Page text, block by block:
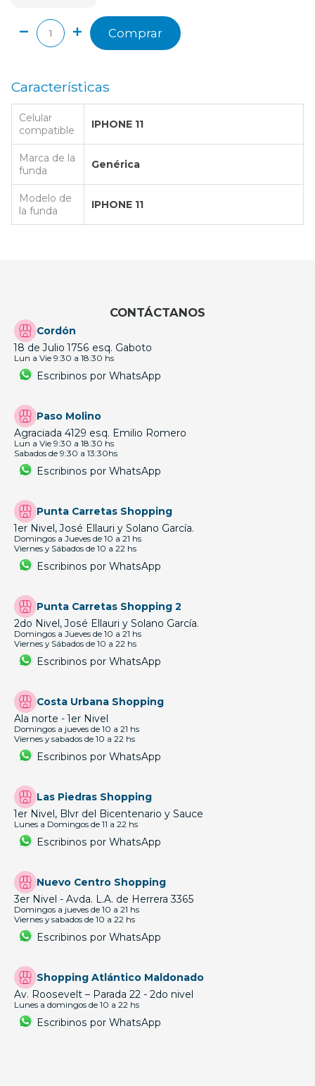
Comprar
Características
Celular
compatible
IPHONE 11
Marca de la
funda
Genérica
Modelo de
la funda
IPHONE 11
CONTÁCTANOS
Cordón
18 de Julio 1756 esq. Gaboto
Lun a Vie 9:30 a 18:30 hs
Escribinos por WhatsApp
Paso Molino
Agraciada 4129 esq. Emilio Romero
Lun a Vie 9:30 a 18:30 hs
Sabados de 9:30 a 13:30hs
Escribinos por WhatsApp
Punta Carretas Shopping
1er Nivel, José Ellauri y Solano García.
Domingos a Jueves de 10 a 21 hs
Viernes y Sábados de 10 a 22 hs
Escribinos por WhatsApp
Punta Carretas Shopping 2
2do Nivel, José Ellauri y Solano García.
Domingos a Jueves de 10 a 21 hs
Viernes y Sábados de 10 a 22 hs
Escribinos por WhatsApp
Costa Urbana Shopping
Ala norte - 1er Nivel
Domingos a jueves de 10 a 21 hs
Viernes y sabados de 10 a 22 hs
Escribinos por WhatsApp
Las Piedras Shopping
1er Nivel, Blvr del Bicentenario y Sauce
Lunes a Domingos de 11 a 22 hs
Escribinos por WhatsApp
Nuevo Centro Shopping
3er Nivel - Avda. L.A. de Herrera 3365
Domingos a jueves de 10 a 21 hs
Viernes y sabados de 10 a 22 hs
Escribinos por WhatsApp
Shopping Atlántico Maldonado
Av. Roosevelt – Parada 22 - 2do nivel
Lunes a domingos de 10 a 22 hs
Escribinos por WhatsApp